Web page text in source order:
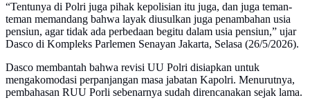
“Tentunya di Polri juga pihak kepolisian itu juga, dan juga teman-
teman memandang bahwa layak diusulkan juga penambahan usia
pensiun, agar tidak ada perbedaan begitu dalam usia pensiun,” ujar
Dasco di Kompleks Parlemen Senayan Jakarta, Selasa (26/5/2026).
Dasco membantah bahwa revisi UU Polri disiapkan untuk
mengakomodasi perpanjangan masa jabatan Kapolri. Menurutnya,
pembahasan RUU Porli sebenarnya sudah direncanakan sejak lama.